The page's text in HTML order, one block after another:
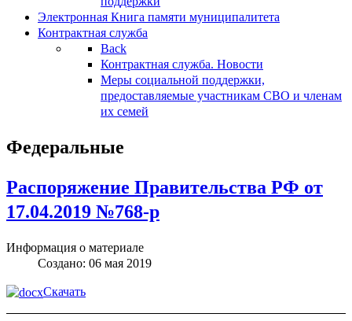
Электронная Книга памяти муниципалитета
Контрактная служба
Back
Контрактная служба. Новости
Меры социальной поддержки,
предоставляемые участникам СВО и членам
их семей
Федеральные
Распоряжение Правительства РФ от
17.04.2019 №768-р
Информация о материале
Создано: 06 мая 2019
Скачать